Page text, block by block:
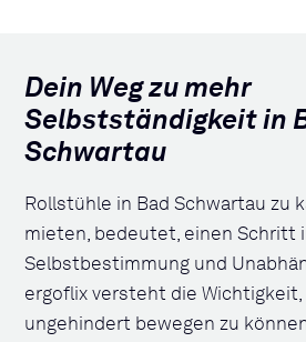
Dein Weg zu mehr
Selbstständigkeit in
Schwartau
Rollstühle in Bad Schwartau zu
mieten, bedeutet, einen Schritt
Selbstbestimmung und
ergoflix versteht die Wichtigkeit,
ungehindert bewegen zu